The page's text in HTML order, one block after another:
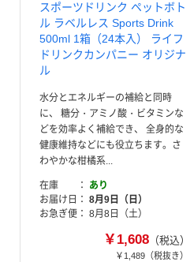
スポーツドリンク ペットボト
ル ラベルレス Sports Drink
500ml 1箱（24本入） ライフ
ドリンクカンパニー オリジナ
ル
水分とエネルギーの補給と同時
に、 糖分・アミノ酸・ビタミンな
どを効率よく補給でき、 全身的な
健康維持などにも役立ちます。さ
わやかな柑橘系...
在庫
あり
お届け日
8月9日（日）
お急ぎ便
8月8日（土）
￥1,608（税込）
￥1,489（税抜き）